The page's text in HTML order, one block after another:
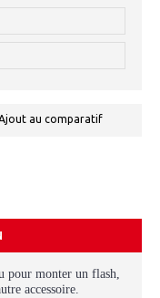
au comparatif
pour monter un flash,
accessoire.